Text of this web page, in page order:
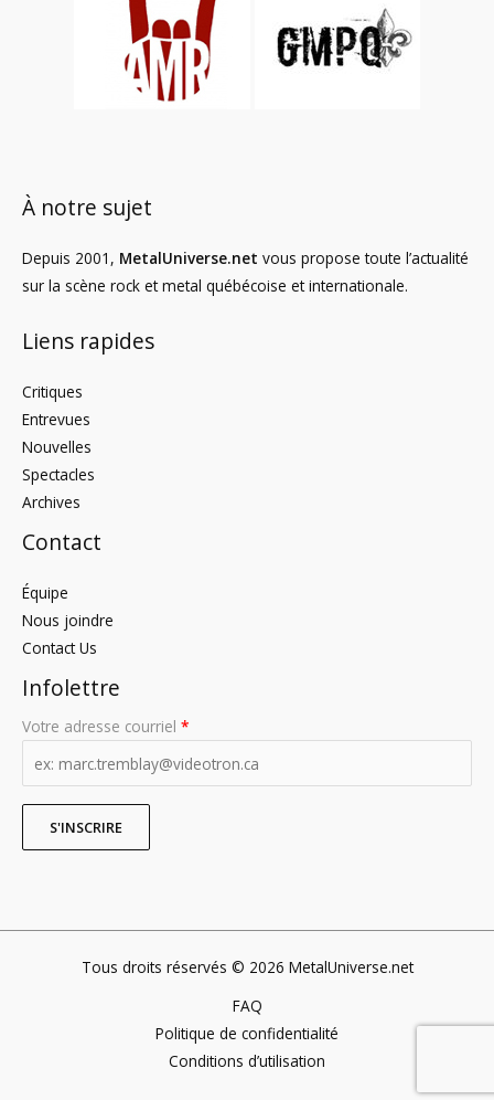
À notre sujet
Depuis 2001, MetalUniverse.net vous propose toute l’actualité
sur la scène rock et metal québécoise et internationale.
Liens rapides
Critiques
Entrevues
Nouvelles
Spectacles
Archives
Contact
Équipe
Nous joindre
Contact Us
Infolettre
Votre adresse courriel *
Tous droits réservés © 2026 MetalUniverse.net
FAQ
Politique de confidentialité
Conditions d’utilisation